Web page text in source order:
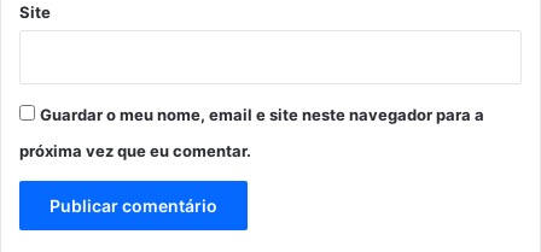
Site
Guardar o meu nome, email e site neste navegador para a
próxima vez que eu comentar.